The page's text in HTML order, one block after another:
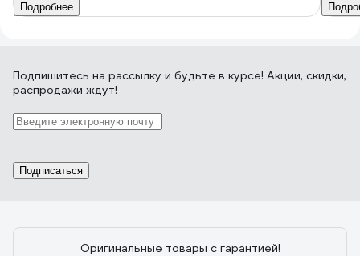
Подробнее
Подпишитесь на рассылку и будьте в курсе! Акции, скидки,
распродажи ждут!
Подписаться
Оригинальные товары с гарантией!